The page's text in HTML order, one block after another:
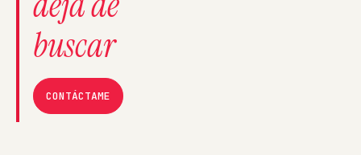
buscar
CONTÁCTAME